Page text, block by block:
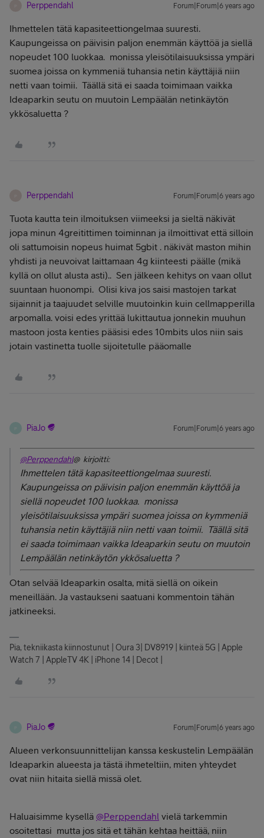
Perppendahl Forum|Forum|6 years ago
Ihmettelen tätä kapasiteettiongelmaa suuresti.
Kaupungeissa on päivisin paljon enemmän käyttöä ja siellä
nopeudet 100 luokkaa. monissa yleisötilaisuuksissa ympäri
suomea joissa on kymmeniä tuhansia netin käyttäjiä niin
netti vaan toimii. Täällä sitä ei saada toimimaan vaikka
Ideaparkin seutu on muutoin Lempäälän netinkäytön
ykkösaluetta ?
Perppendahl Forum|Forum|6 years ago
Tuota kautta tein ilmoituksen viimeeksi ja sieltä näkivät
jopa minun 4greitittimen toiminnan ja ilmoittivat että silloin
oli sattumoisin nopeus huimat 5gbit . näkivät maston mihin
yhdisti ja neuvoivat laittamaan 4g kiinteesti päälle (mikä
kyllä on ollut alusta asti).. Sen jälkeen kehitys on vaan ollut
suuntaan huonompi. Olisi kiva jos saisi mastojen tarkat
sijainnit ja taajuudet selville muutoinkin kuin cellmapperilla
arpomalla. voisi edes yrittää lukittautua jonnekin muuhun
mastoon josta kenties pääsisi edes 10mbits ulos niin sais
jotain vastinetta tuolle sijoitetulle pääomalle
PiaJo Forum|Forum|6 years ago
@Perppendahl@ kirjoitti:
Ihmettelen tätä kapasiteettiongelmaa suuresti.
Kaupungeissa on päivisin paljon enemmän käyttöä ja
siellä nopeudet 100 luokkaa. monissa
yleisötilaisuuksissa ympäri suomea joissa on kymmeniä
tuhansia netin käyttäjiä niin netti vaan toimii. Täällä sitä
ei saada toimimaan vaikka Ideaparkin seutu on muutoin
Lempäälän netinkäytön ykkösaluetta ?
Otan selvää Ideaparkin osalta, mitä siellä on oikein
meneillään. Ja vastaukseni saatuani kommentoin tähän
jatkineeksi.
Pia, tekniikasta kiinnostunut | Oura 3| DV8919 | kiinteä 5G | Apple
Watch 7 | AppleTV 4K | iPhone 14 | Decot |
PiaJo Forum|Forum|6 years ago
Alueen verkonsuunnittelijan kanssa keskustelin Lempäälän
Ideaparkin alueesta ja tästä ihmeteltiin, miten yhteydet
ovat niin hitaita siellä missä olet.
Haluaisimme kysellä @Perppendahl vielä tarkemmin
osoitettasi mutta jos sitä et tähän kehtaa heittää, niin